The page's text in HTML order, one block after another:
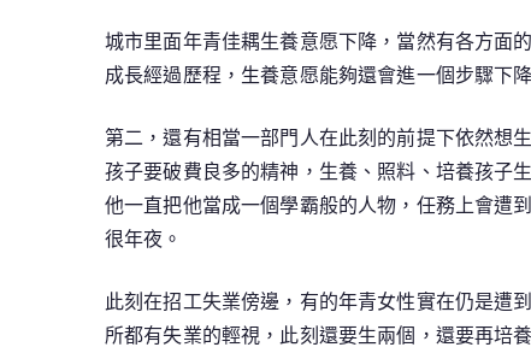
城市里面年青佳耦生養意愿下降，當然有各方面
成長經過歷程，生養意愿能夠還會進一個步驟下
第二，還有相當一部門人在此刻的前提下依然想
孩子要破費良多的精神，生養、照料、培養孩子
他一直把他當成一個學霸般的人物，任務上會遭
很年夜。
此刻在招工失業傍邊，有的年青女性實在仍是遭
所都有失業的輕視，此刻還要生兩個，還要再培